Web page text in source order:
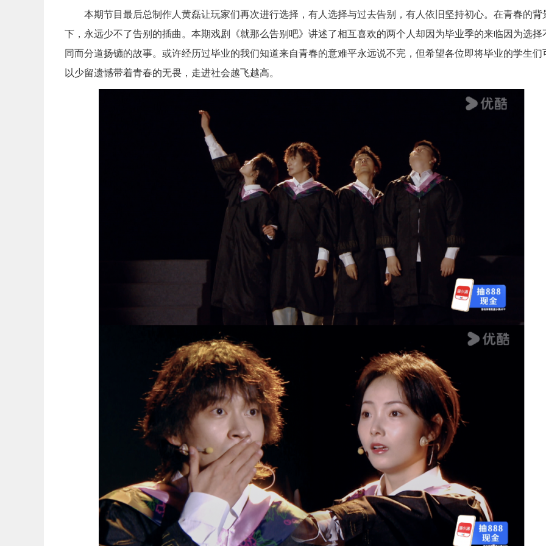
本期节目最后总制作人黄磊让玩家们再次进行选择，有人选择与过去告别，有人依旧坚持初心。在青春的背
下，永远少不了告别的插曲。本期戏剧《就那么告别吧》讲述了相互喜欢的两个人却因为毕业季的来临因为选择
同而分道扬镳的故事。或许经历过毕业的我们知道来自青春的意难平永远说不完，但希望各位即将毕业的学生们
以少留遗憾带着青春的无畏，走进社会越飞越高。